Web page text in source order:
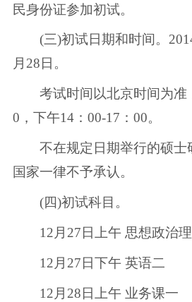
民身份证参加初试。
(三)初试日期和时间。
月28日。
考试时间以北京时间为准
0，下午14：00-17：00。
不在规定日期举行的硕士
国家一律不予承认。
(四)初试科目。
12月27日上午 思想政治
12月27日下午 英语二
12月28日上午 业务课一